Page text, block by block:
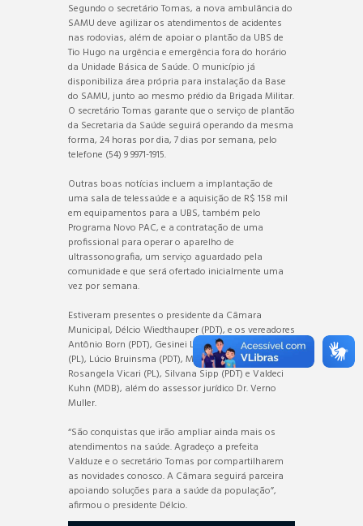
Segundo o secretário Tomas, a nova ambulância do
SAMU deve agilizar os atendimentos de acidentes
nas rodovias, além de apoiar o plantão da UBS de
Tio Hugo na urgência e emergência fora do horário
da Unidade Básica de Saúde. O município já
disponibiliza área própria para instalação da Base
do SAMU, junto ao mesmo prédio da Brigada Militar.
O secretário Tomas garante que o serviço de plantão
da Secretaria da Saúde seguirá operando da mesma
forma, 24 horas por dia, 7 dias por semana, pelo
telefone (54) 9 9971-1915.
Outras boas notícias incluem a implantação de
uma sala de telessaúde e a aquisição de R$ 158 mil
em equipamentos para a UBS, também pelo
Programa Novo PAC, e a contratação de uma
profissional para operar o aparelho de
ultrassonografia, um serviço aguardado pela
comunidade e que será ofertado inicialmente uma
vez por semana.
Estiveram presentes o presidente da Câmara
Municipal, Délcio Wiedthauper (PDT), e os vereadores
Antônio Born (PDT), Gesinei Leite (PL), Jéssica Muller
(PL), Lúcio Bruinsma (PDT), Milton Rhenehermer (PL),
Rosangela Vicari (PL), Silvana Sipp (PDT) e Valdeci
Kuhn (MDB), além do assessor jurídico Dr. Verno
Muller.
“São conquistas que irão ampliar ainda mais os
atendimentos na saúde. Agradeço a prefeita
Valduze e o secretário Tomas por compartilharem
as novidades conosco. A Câmara seguirá parceira
apoiando soluções para a saúde da população”,
afirmou o presidente Délcio.